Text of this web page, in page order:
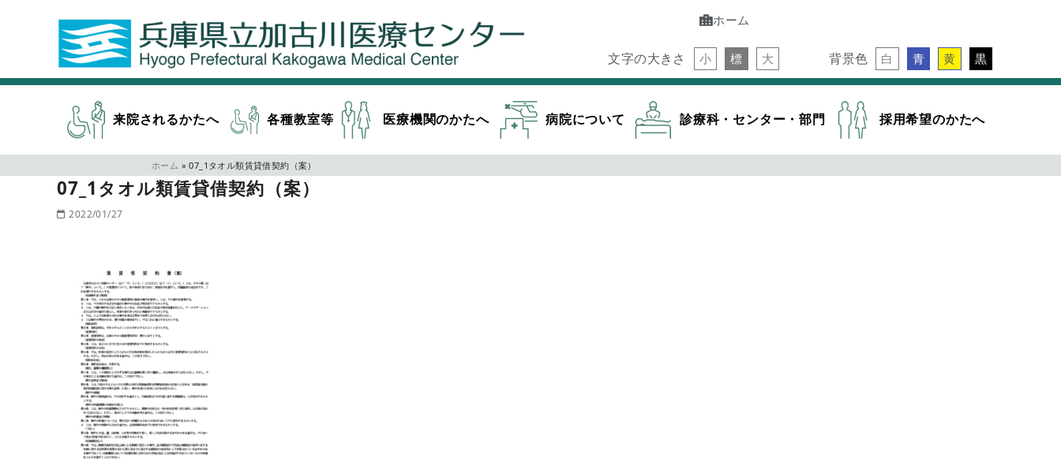
ホーム
文字の大きさ 小 標 大 背景色 白 青 黄 黒
来院されるかたへ 各種教室等 医療機関のかたへ 病院について 診療科・センター・部門 採用希望のかたへ
ホーム » 07_1タオル類賃貸借契約（案）
07_1タオル類賃貸借契約（案）
2022/01/27